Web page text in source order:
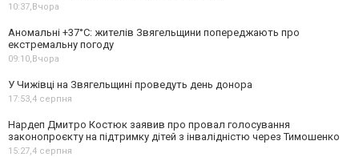
10:37, Вчора
Аномальні +37°C: жителів Звягельщини попереджають про
екстремальну погоду
09:10, Вчора
У Чижівці на Звягельщині проведуть день донора
17:53, 4 серпня
Нардеп Дмитро Костюк заявив про провал голосування
законопроєкту на підтримку дітей з інвалідністю через Тимошенко
15:27, 4 серпня